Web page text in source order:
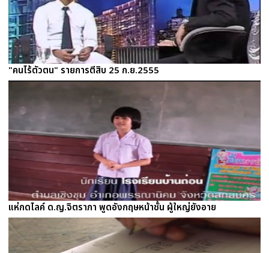
"คนไร้ตัวตน" รายการตีสิบ 25 ก.ย.2555
แห่กดไลค์ ด.ญ.จิตราภา พูดอังกฤษหน้าชั้น ผู้ใหญ่ยังอาย